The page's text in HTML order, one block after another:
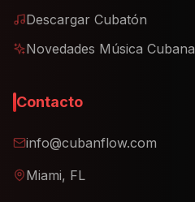
Descargar Cubatón
Novedades Música Cubana
Contacto
info@cubanflow.com
Miami, FL